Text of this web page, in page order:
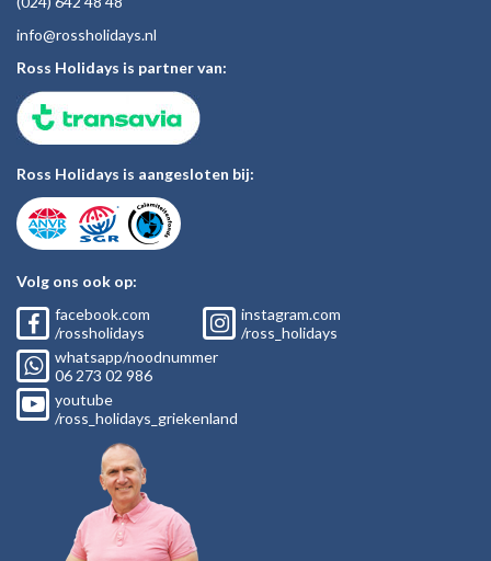
info@rossholidays.nl
Ross Holidays is partner van:
Ross Holidays is aangesloten bij:
Volg ons ook op:
facebook.com
/rossholidays
instagram.com
/ross_holidays
whatsapp/noodnummer
06 273 02 986
youtube
/ross_holidays_griekenland